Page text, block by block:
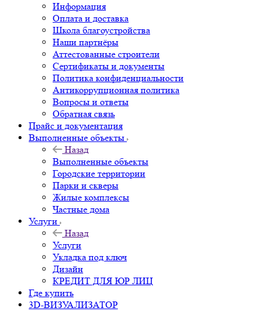
Информация
Оплата и доставка
Школа благоустройства
Наши партнёры
Аттестованные строители
Сертификаты и документы
Политика конфиденциальности
Антикоррупционная политика
Вопросы и ответы
Обратная связь
Прайс и документация
Выполненные объекты
Назад
Выполненные объекты
Городские территории
Парки и скверы
Жилые комплексы
Частные дома
Услуги
Назад
Услуги
Укладка под ключ
Дизайн
КРЕДИТ ДЛЯ ЮР ЛИЦ
Где купить
3D-ВИЗУАЛИЗАТОР